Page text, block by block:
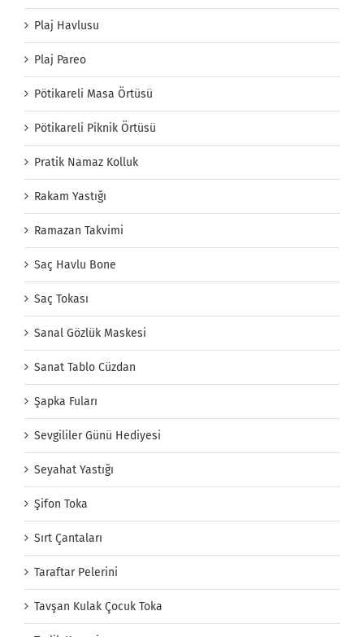
Plaj Havlusu
Plaj Pareo
Pötikareli Masa Örtüsü
Pötikareli Piknik Örtüsü
Pratik Namaz Kolluk
Rakam Yastığı
Ramazan Takvimi
Saç Havlu Bone
Saç Tokası
Sanal Gözlük Maskesi
Sanat Tablo Cüzdan
Şapka Fuları
Sevgililer Günü Hediyesi
Seyahat Yastığı
Şifon Toka
Sırt Çantaları
Taraftar Pelerini
Tavşan Kulak Çocuk Toka